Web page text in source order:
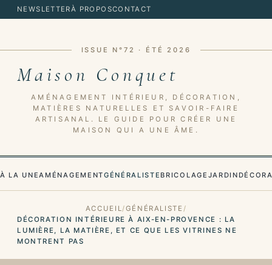
NEWSLETTERÀ PROPOSCONTACT
ISSUE N°72 · ÉTÉ 2026
Maison Conquet
AMÉNAGEMENT INTÉRIEUR, DÉCORATION,
MATIÈRES NATURELLES ET SAVOIR-FAIRE
ARTISANAL. LE GUIDE POUR CRÉER UNE
MAISON QUI A UNE ÂME.
À LA UNEAMÉNAGEMENTGÉNÉRALISTE BRICOLAGE JARDIN
ACCUEIL
GÉNÉRALISTE
DÉCORATION INTÉRIEURE À AIX-EN-PROVENCE : LA
LUMIÈRE, LA MATIÈRE, ET CE QUE LES VITRINES NE
MONTRENT PAS